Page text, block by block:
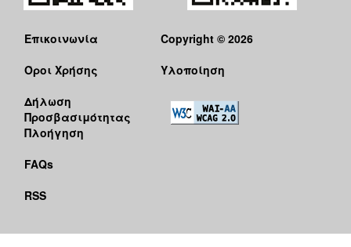
Επικοινωνία
Όροι Χρήσης
Δήλωση
Προσβασιμότητας
Πλοήγηση
FAQs
RSS
Copyright © 2026
Υλοποίηση